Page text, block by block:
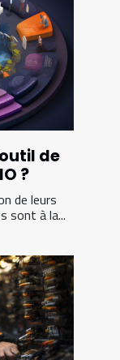
de
?
de leurs
sont à la...